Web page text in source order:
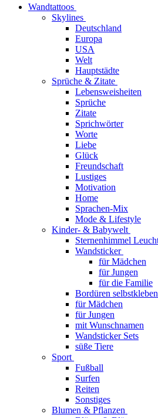
Wandtattoos
Skylines
Deutschland
Europa
USA
Welt
Hauptstädte
Sprüche & Zitate
Lebensweisheiten
Sprüche
Zitate
Sprichwörter
Worte
Liebe
Glück
Freundschaft
Lustiges
Motivation
Home
Sprachen-Mix
Mode & Lifestyle
Kinder- & Babywelt
Sternenhimmel
Wandsticker
für Mädchen
für Jungen
für die Familie
Bordüren
für Mädchen
für Jungen
mit Wunschnamen
Wandsticker Sets
süße Tiere
Sport
Fußball
Surfen
Reiten
Sonstiges
Blumen & Pflanzen